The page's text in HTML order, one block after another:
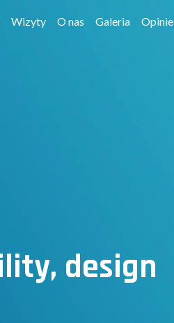
Wizyty O nas Galeria Opinie
design